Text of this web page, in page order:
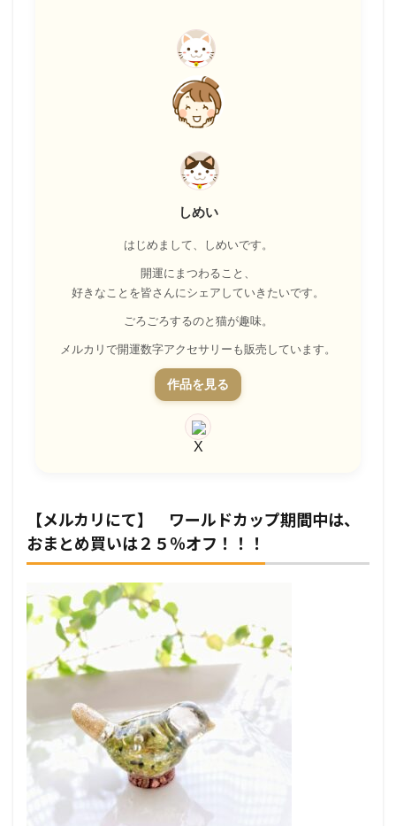
しめい
はじめまして、しめいです。
開運にまつわること、
好きなことを皆さんにシェアしていきたいです。
ごろごろするのと猫が趣味。
メルカリで開運数字アクセサリーも販売しています。
作品を見る
【メルカリにて】 ワールドカップ期間中は、
おまとめ買いは２５％オフ！！！